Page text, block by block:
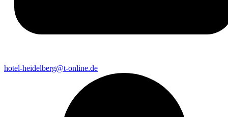
hotel-heidelberg@t-online.de